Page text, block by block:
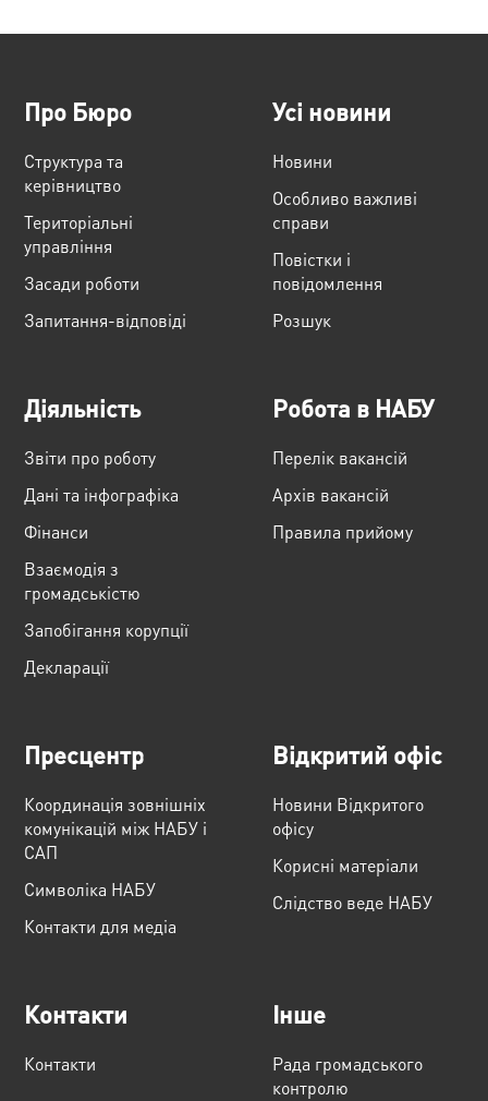
Про Бюро
Структура та
керівництво
Територіальні
управління
Засади роботи
Запитання-відповіді
Усі новини
Новини
Особливо важливі
справи
Повістки і
повідомлення
Розшук
Діяльність
Звіти про роботу
Дані та інфографіка
Фінанси
Взаємодія з
громадськістю
Запобігання корупції
Декларації
Робота в НАБУ
Перелік вакансій
Архів вакансій
Правила прийому
Пресцентр
Координація зовнішніх
комунікацій між НАБУ і
САП
Cимволіка НАБУ
Контакти для медіа
Відкритий офіс
Новини Відкритого
офісу
Корисні матеріали
Слідство веде НАБУ
Контакти
Контакти
Інше
Рада громадського
контролю